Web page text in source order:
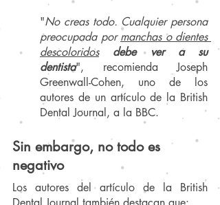
"No creas todo. Cualquier persona
preocupada por manchas o dientes
descoloridos
debe ver a su
dentista", recomienda Joseph
Greenwall-Cohen, uno de los
autores de un artículo de la British
Dental Journal, a la BBC.
Sin embargo, no todo es
negativo
Los autores del artículo de la British